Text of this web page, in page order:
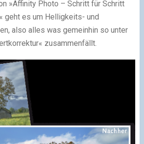
»Affinity Photo – Schritt für Schritt
geht es um Helligkeits- und
also alles was gemeinhin so unter
zusammenfällt.